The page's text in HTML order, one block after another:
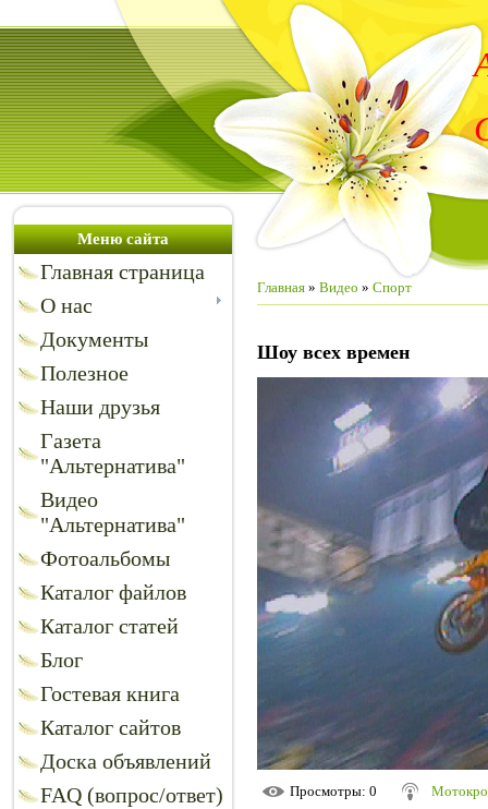
Меню сайта
Главная страница
О нас
Документы
Полезное
Наши друзья
Газета
"Альтернатива"
Видео
"Альтернатива"
Фотоальбомы
Каталог файлов
Каталог статей
Блог
Гостевая книга
Каталог сайтов
Доска объявлений
FAQ (вопрос/ответ)
Главная » Видео » Спорт
Шоу всех времен
Просмотры: 0